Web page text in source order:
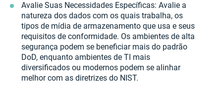
Avalie Suas Necessidades Específicas: Avalie a
natureza dos dados com os quais trabalha, os
tipos de mídia de armazenamento que usa e seus
requisitos de conformidade. Os ambientes de alta
segurança podem se beneficiar mais do padrão
DoD, enquanto ambientes de TI mais
diversificados ou modernos podem se alinhar
melhor com as diretrizes do NIST.